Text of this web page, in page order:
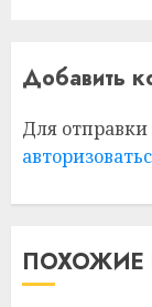
Добавить
Для
ПОХОЖИЕ